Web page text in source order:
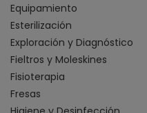
Equipamiento
Esterilización
Exploración y Diagnóstico
Fieltros y Moleskines
Fisioterapia
Fresas